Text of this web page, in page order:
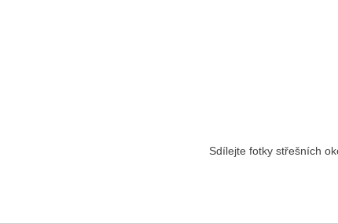
Sdílejte fotky střešních